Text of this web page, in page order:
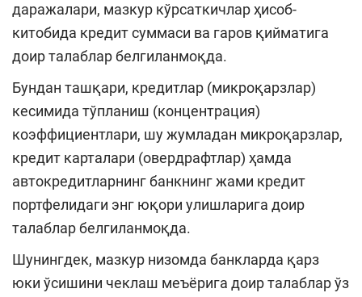
даражалари, мазкур кўрсаткичлар ҳисоб-
китобида кредит суммаси ва гаров қийматига
доир талаблар белгиланмоқда.
Бундан ташқари, кредитлар (микроқарзлар)
кесимида тўпланиш (концентрация)
коэффициентлари, шу жумладан микроқарзлар,
кредит карталари (овердрафтлар) ҳамда
автокредитларнинг банкнинг жами кредит
портфелидаги энг юқори улишларига доир
талаблар белгиланмоқда.
Шунингдек, мазкур низомда банкларда қарз
юки ўсишини чеклаш меъёрига доир талаблар ўз